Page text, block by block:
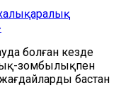
болған кезде
зомбылықпен
бастан